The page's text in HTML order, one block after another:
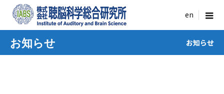
menu
お知らせ お知らせ